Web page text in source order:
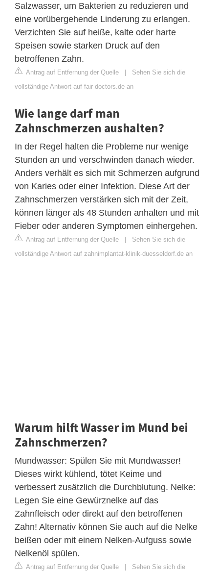
Salzwasser, um Bakterien zu reduzieren und
eine vorübergehende Linderung zu erlangen.
Verzichten Sie auf heiße, kalte oder harte
Speisen sowie starken Druck auf den
betroffenen Zahn.
Antrag auf Entfernung der Quelle | Sehen Sie sich die
vollständige Antwort auf fair-doctors.de an
Wie lange darf man
Zahnschmerzen aushalten?
In der Regel halten die Probleme nur wenige
Stunden an und verschwinden danach wieder.
Anders verhält es sich mit Schmerzen aufgrund
von Karies oder einer Infektion. Diese Art der
Zahnschmerzen verstärken sich mit der Zeit,
können länger als 48 Stunden anhalten und mit
Fieber oder anderen Symptomen einhergehen.
Antrag auf Entfernung der Quelle | Sehen Sie sich die
vollständige Antwort auf zahnimplantat-klinik-duesseldorf.de an
Warum hilft Wasser im Mund bei
Zahnschmerzen?
Mundwasser: Spülen Sie mit Mundwasser!
Dieses wirkt kühlend, tötet Keime und
verbessert zusätzlich die Durchblutung. Nelke:
Legen Sie eine Gewürznelke auf das
Zahnfleisch oder direkt auf den betroffenen
Zahn! Alternativ können Sie auch auf die Nelke
beißen oder mit einem Nelken-Aufguss sowie
Nelkenöl spülen.
Antrag auf Entfernung der Quelle | Sehen Sie sich die